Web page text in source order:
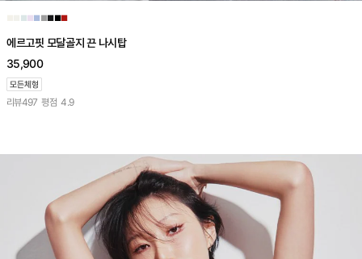
■■■■■■■
에르고핏 모달골지 끈 나시탑
35,900
리뷰497 평점 4.9